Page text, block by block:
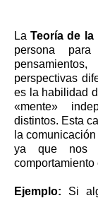
LaTeoría de la
persona
perspectivas
es la habilidad
«mente»
distintos. Esta
la
ya que nos
comportamiento
Ejemplo: Si